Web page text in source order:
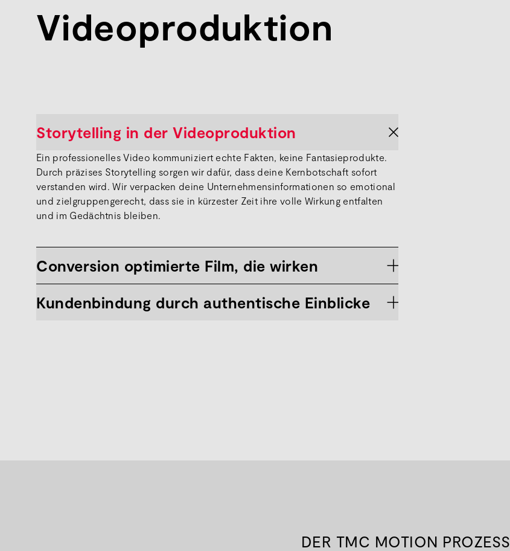
Videoproduktion
Storytelling in der Videoproduktion
Ein professionelles Video kommuniziert echte Fakten, keine Fantasieprodukte.
Durch präzises Storytelling sorgen wir dafür, dass deine Kernbotschaft sofort
verstanden wird. Wir verpacken deine Unternehmensinformationen so emotional
und zielgruppengerecht, dass sie in kürzester Zeit ihre volle Wirkung entfalten
und im Gedächtnis bleiben.
Conversion optimierte Film, die wirken
Kundenbindung durch authentische Einblicke
DER TMC MOTION PROZESS